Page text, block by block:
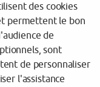
des cookies
permettent le bon
de
sont
de personnaliser
l'assistance